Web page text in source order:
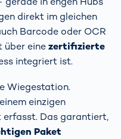
direkt im gleichen
Barcode oder OCR
über einezertifizierte
integriert ist.
Wiegestation.
einzigen
erfasst. Das garantiert,
Paket